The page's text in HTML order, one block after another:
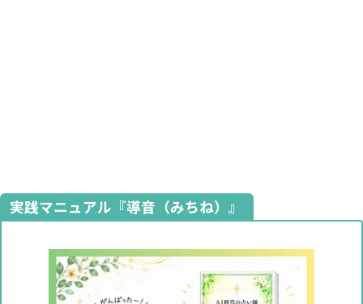
実践マニュアル『導音（みちね）』